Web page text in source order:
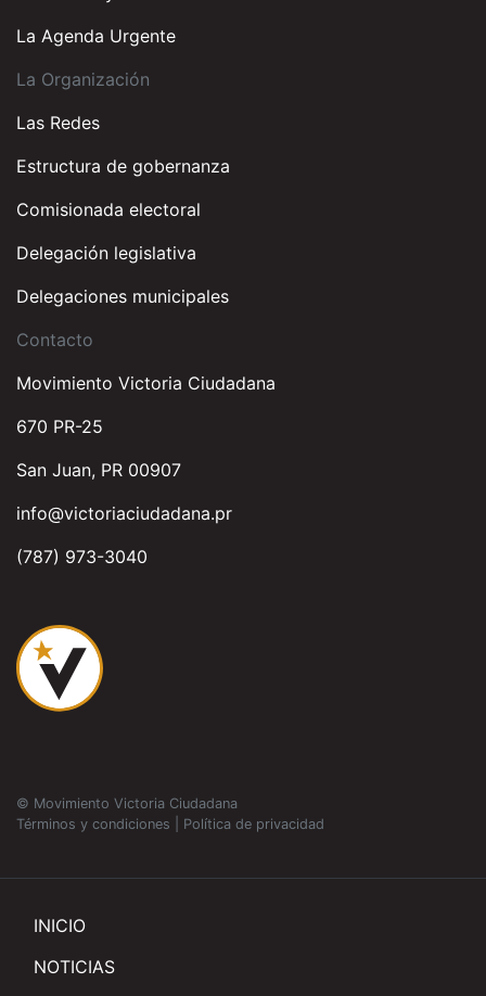
La Agenda Urgente
La Organización
Las Redes
Estructura de gobernanza
Comisionada electoral
Delegación legislativa
Delegaciones municipales
Contacto
Movimiento Victoria Ciudadana
670 PR-25
San Juan, PR 00907
info@victoriaciudadana.pr
(787) 973-3040
© Movimiento Victoria Ciudadana
Términos y condiciones
Política de privacidad
INICIO
NOTICIAS